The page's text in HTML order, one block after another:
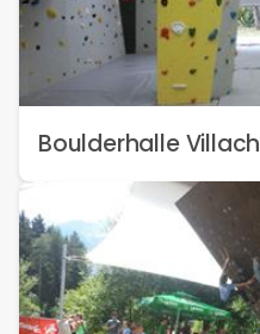
Boulderhalle Villach